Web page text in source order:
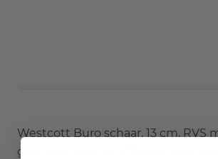
Westcott Buro schaar, 13 cm, RVS
grip. Compact en efficiënt voor